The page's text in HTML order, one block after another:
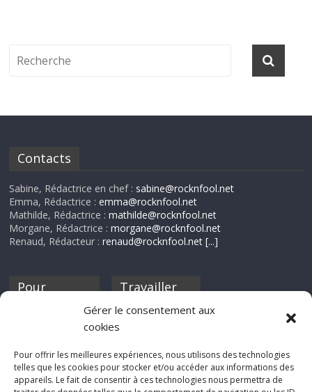
Gérer le consentement aux
cookies
Pour offrir les meilleures expériences, nous utilisons des technologies
telles que les cookies pour stocker et/ou accéder aux informations des
appareils. Le fait de consentir à ces technologies nous permettra de
Contacts
Sabine, Rédactrice en chef : sabine@rocknfool.net
Emma, Rédactrice :emma@rocknfool.net
Mathilde, Rédactrice :mathilde@rocknfool.net
Morgane, Rédactrice :morgane@rocknfool.net
Renaud, Rédacteur :renaud@rocknfool.net [...]
Pour
discothèque
Travailler
Si tu souhaites
Rocknfool, n'hésite
pas à nous envoyer
tes chroniques de